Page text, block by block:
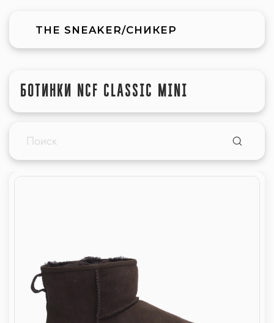
THE SNEAKER/СНИКЕР
БОТИНКИ NCF CLASSIC MINI